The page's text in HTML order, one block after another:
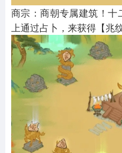
商宗：商朝专属建筑！十
上通过占卜，来获得【兆